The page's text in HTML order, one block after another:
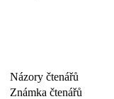
Názory čtenářů
Známka čtenářů